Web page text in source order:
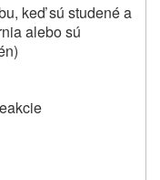
keď sú studené a
alebo sú